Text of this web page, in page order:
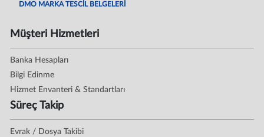
DMO MARKA TESCİL BELGELERİ
Müşteri Hizmetleri
Banka Hesapları
Bilgi Edinme
Hizmet Envanteri & Standartları
Süreç Takip
Evrak / Dosya Takibi